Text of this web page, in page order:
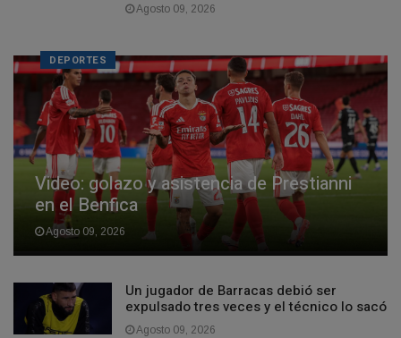
Agosto 09, 2026
DEPORTES
Video: golazo y asistencia de Prestianni
en el Benfica
Agosto 09, 2026
Un jugador de Barracas debió ser
expulsado tres veces y el técnico lo sacó
Agosto 09, 2026